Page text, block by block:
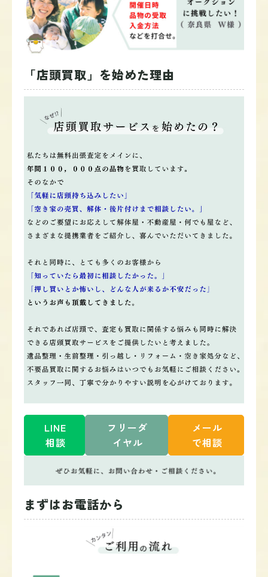
「店頭買取」を始めた理由
LINE
相談
フリーダ
イヤル
メール
で相談
まずはお電話から